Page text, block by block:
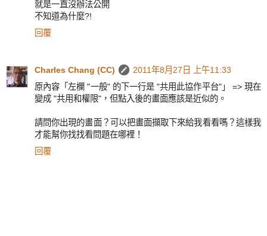
就是一直沒辦法公開
不知道為什麼?!
回覆
Charles Chang (CC)
2011年8月27日 上午11:33
原內容「左欄 "一般" 的下一行是 "共用此協作平台"」 => 現在
變成 "共用和權限"，但點入後的畫面應該是近似的。
請問你出現的畫面？可以把畫面擷取下來給我看看嗎？這樣我
才能幫你找找看問題在哪裡！
回覆